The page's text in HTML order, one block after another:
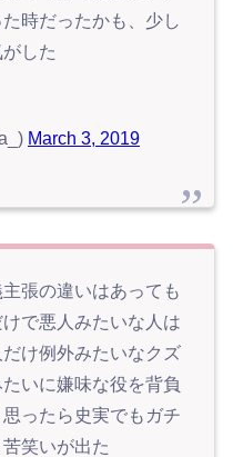
時だったかも、少し
した
March 3, 2019
張の違いはあっても
で悪人みたいな人は
け例外みたいなクズ
いに嫌味な役を背負
ったら史実でもガチ
笑いが出た